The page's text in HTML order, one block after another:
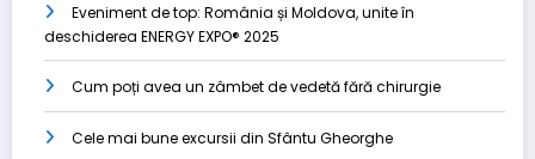
Eveniment de top: România și Moldova, unite în
deschiderea ENERGY EXPO® 2025
Cum poți avea un zâmbet de vedetă fără chirurgie
Cele mai bune excursii din Sfântu Gheorghe